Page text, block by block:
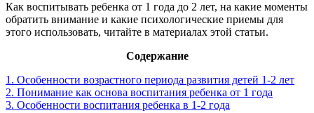
Как воспитывать ребенка от 1 года до 2 лет, на какие моменты
обратить внимание и какие психологические приемы для
этого использовать, читайте в материалах этой статьи.
Содержание
1. Особенности возрастного периода развития детей 1-2 лет
2. Понимание как основа воспитания ребенка от 1 года
3. Особенности воспитания ребенка в 1-2 года